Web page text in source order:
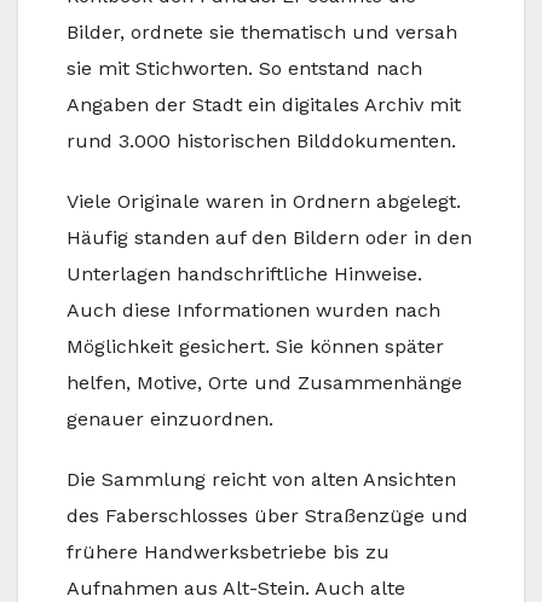
Bilder, ordnete sie thematisch und versah
sie mit Stichworten. So entstand nach
Angaben der Stadt ein digitales Archiv mit
rund 3.000 historischen Bilddokumenten.
Viele Originale waren in Ordnern abgelegt.
Häufig standen auf den Bildern oder in den
Unterlagen handschriftliche Hinweise.
Auch diese Informationen wurden nach
Möglichkeit gesichert. Sie können später
helfen, Motive, Orte und Zusammenhänge
genauer einzuordnen.
Die Sammlung reicht von alten Ansichten
des Faberschlosses über Straßenzüge und
frühere Handwerksbetriebe bis zu
Aufnahmen aus Alt-Stein. Auch alte